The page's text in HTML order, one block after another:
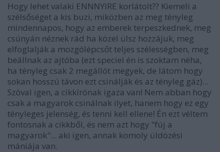
Hogy lehet valaki ENNNYIRE korlátolt?? Kiemeli a
szélsőséget a kis buzi, miközben az meg tényleg
mindennapos, hogy az emberek terpeszkednek, meg
csúnyán néznek rád ha közel ülsz hozzájuk, meg
elfoglalják a mozgólépcsőt teljes szélességben, meg
beállnak az ajtóba (ezt speciel én is szoktam néha,
ha tényleg csak 2 megállót megyek, de látom hogy
sokan hosszú távon ezt csinálják és az tényleg gáz)...
Szóval igen, a cikkírónak igaza van! Nem abban hogy
csak a magyarok csinálnak ilyet, hanem hogy ez egy
tényleges jelenség, és tenni kell ellene! Én ezt véltem
fontosnak a cikkből, és nem azt hogy "fúj a
magyarok"... aki igen, annak komoly üldözési
mániája van.